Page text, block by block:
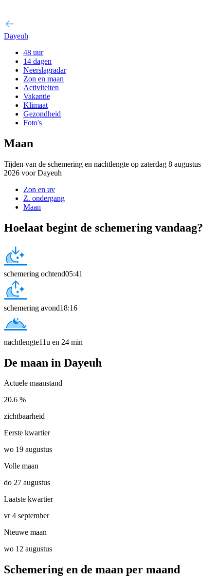
Dayeuh
48 uur
14 dagen
Neerslagradar
Zon en maan
Activiteiten
Vakantie
Klimaat
Gezondheid
Foto's
Maan
Tijden van de schemering en nachtlengte op zaterdag 8 augustus
2026 voor Dayeuh
Zon en uv
Z. ondergang
Maan
Hoelaat begint de schemering vandaag?
schemering ochtend05:41
schemering avond18:16
nachtlengte11u en 24 min
De maan in Dayeuh
Actuele maanstand
20.6 %
zichtbaarheid
Eerste kwartier
wo 19 augustus
Volle maan
do 27 augustus
Laatste kwartier
vr 4 september
Nieuwe maan
wo 12 augustus
Schemering en de maan per maand